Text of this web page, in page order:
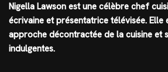
Nigella Lawson est une célèbre chef
écrivaine et présentatrice télévisée. Elle
approche décontractée de la cuisine et
indulgentes.